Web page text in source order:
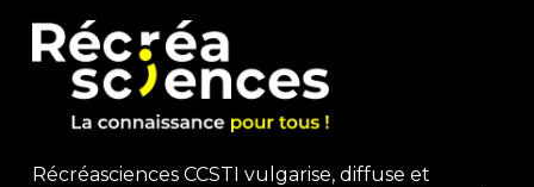
Récréasciences CCSTI vulgarise, diffuse et